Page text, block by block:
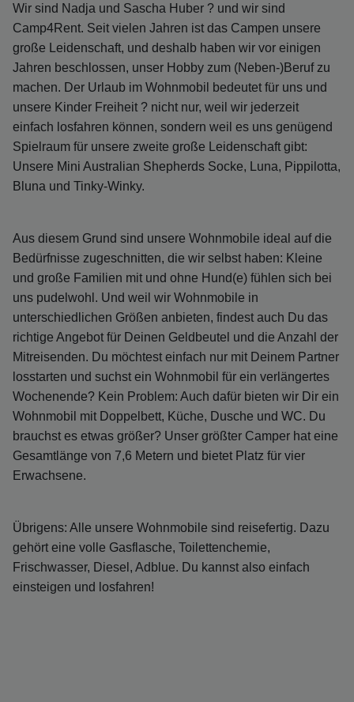
Wir sind Nadja und Sascha Huber ? und wir sind
Camp4Rent. Seit vielen Jahren ist das Campen unsere
große Leidenschaft, und deshalb haben wir vor einigen
Jahren beschlossen, unser Hobby zum (Neben-)Beruf zu
machen. Der Urlaub im Wohnmobil bedeutet für uns und
unsere Kinder Freiheit ? nicht nur, weil wir jederzeit
einfach losfahren können, sondern weil es uns genügend
Spielraum für unsere zweite große Leidenschaft gibt:
Unsere Mini Australian Shepherds Socke, Luna, Pippilotta,
Bluna und Tinky-Winky.
Aus diesem Grund sind unsere Wohnmobile ideal auf die
Bedürfnisse zugeschnitten, die wir selbst haben: Kleine
und große Familien mit und ohne Hund(e) fühlen sich bei
uns pudelwohl. Und weil wir Wohnmobile in
unterschiedlichen Größen anbieten, findest auch Du das
richtige Angebot für Deinen Geldbeutel und die Anzahl der
Mitreisenden. Du möchtest einfach nur mit Deinem Partner
losstarten und suchst ein Wohnmobil für ein verlängertes
Wochenende? Kein Problem: Auch dafür bieten wir Dir ein
Wohnmobil mit Doppelbett, Küche, Dusche und WC. Du
brauchst es etwas größer? Unser größter Camper hat eine
Gesamtlänge von 7,6 Metern und bietet Platz für vier
Erwachsene.
Übrigens: Alle unsere Wohnmobile sind reisefertig. Dazu
gehört eine volle Gasflasche, Toilettenchemie,
Frischwasser, Diesel, Adblue. Du kannst also einfach
einsteigen und losfahren!